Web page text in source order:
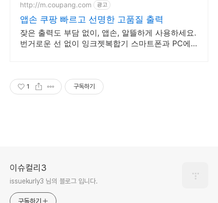
http://m.coupang.com 광고
앱손 쿠팡 빠르고 선명한 고품질 출력
잦은 출력도 부담 없이, 앱손, 알뜰하게 사용하세요.
번거로운 선 없이 잉크젯복합기 스마트폰과 PC에
1 구독하기
이슈컬리3
issuekurly3 님의 블로그 입니다.
구독하기